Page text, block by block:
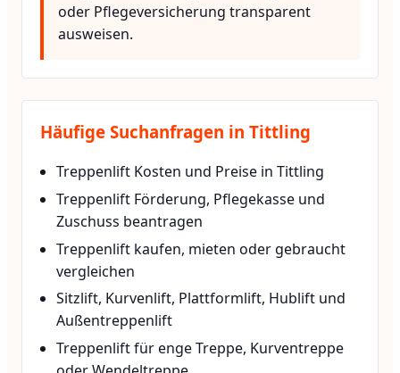
oder Pflegeversicherung transparent
ausweisen.
Häufige Suchanfragen in Tittling
Treppenlift Kosten und Preise in Tittling
Treppenlift Förderung, Pflegekasse und
Zuschuss beantragen
Treppenlift kaufen, mieten oder gebraucht
vergleichen
Sitzlift, Kurvenlift, Plattformlift, Hublift und
Außentreppenlift
Treppenlift für enge Treppe, Kurventreppe